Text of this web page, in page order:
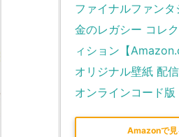
ファイナルファンタ
金のレガシー コレ
ィション【
オリジナル壁紙 配
オンラインコード版
Amazonで見